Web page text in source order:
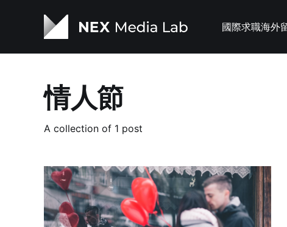
國際求職海外
情人節
A collection of 1 post